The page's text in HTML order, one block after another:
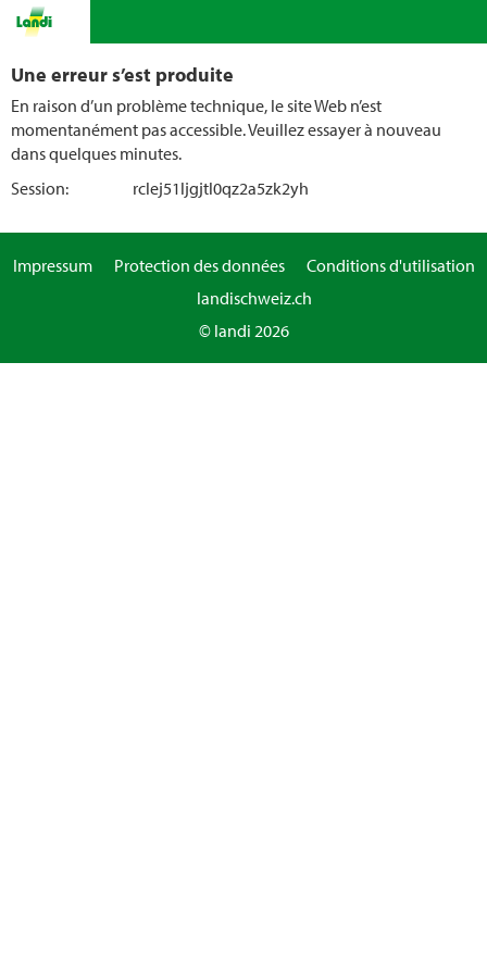
Une erreur s’est produite
En raison d’un problème technique, le site Web n’est
momentanément pas accessible. Veuillez essayer à nouveau
dans quelques minutes.
Session:
rclej51ljgjtl0qz2a5zk2yh
Impressum Protection des données
Conditions d'utilisation
landischweiz.ch
© landi 2026